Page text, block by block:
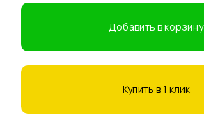
Добавить в корзину
Купить в 1 клик